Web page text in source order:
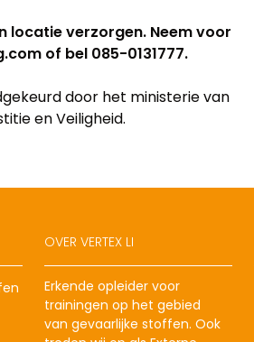
locatie verzorgen. Neem voor
of bel 085-0131777.
door het ministerie van
en Veiligheid.
OVER VERTEX LI
Erkende opleider voor
trainingen op het gebied
van gevaarlijke stoffen. Ook